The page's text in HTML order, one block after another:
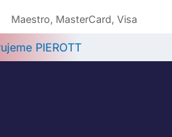
Maestro, MasterCard, Visa